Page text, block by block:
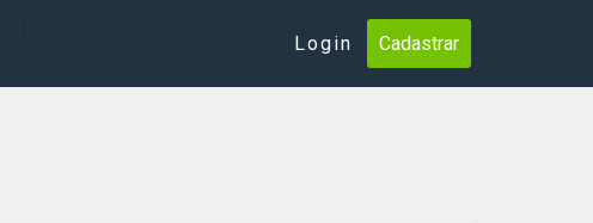
Login Cadastrar